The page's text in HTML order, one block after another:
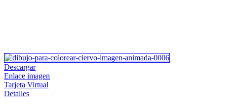
Descargar
Enlace imagen
Tarjeta Virtual
Detalles